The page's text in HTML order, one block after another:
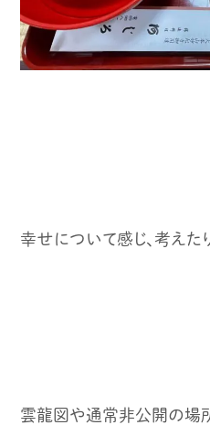
幸せについて感じ、考えたり
雲龍図や通常非公開の場